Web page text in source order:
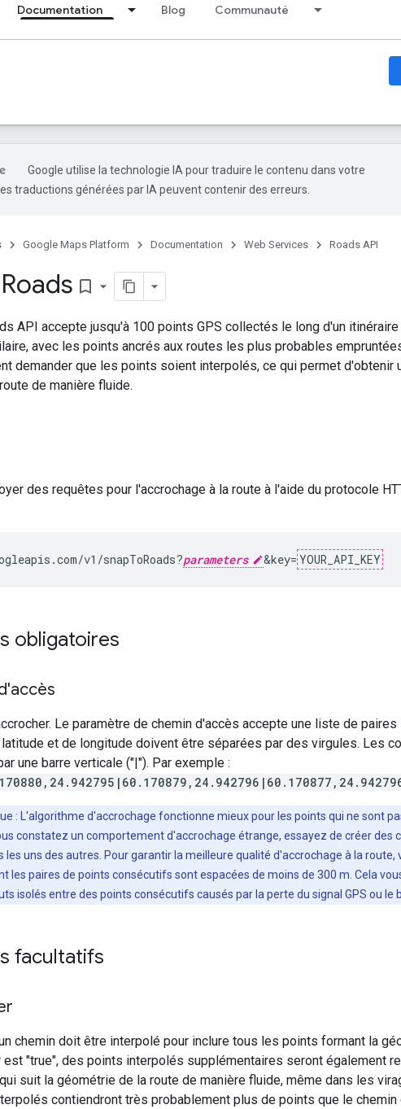
Documentation Blog Communauté
Google utilise la technologie IA pour traduire le contenu dans votre
traductions générées par IA peuvent contenir des erreurs.
Google Maps Platform Documentation Web Services Roads API
bookmark_border
API accepte jusqu'à 100 points GPS collectés le long d'un
avec les points ancrés aux routes les plus probables
demander que les points soient interpolés, ce qui permet d'obtenir
de manière fluide.
des requêtes pour l'accrochage à la route à l'aide du protocole
v1/snapToRoads?parameters &key= YOUR_API_KEY
obligatoires
Le paramètre de chemin d'accès accepte une liste de
et de longitude doivent être séparées par des virgules. Les
une barre verticale ("|"). Par exemple :
: L'algorithme d'accrochage fonctionne mieux pour les points qui ne sont
constatez un comportement d'accrochage étrange, essayez de créer des
les uns des autres. Pour garantir la meilleure qualité d'accrochage à la route,
les paires de points consécutifs sont espacées de moins de 300 m. Cela
isolés entre des points consécutifs causés par la perte du signal GPS ou le
facultatifs
chemin doit être interpolé pour inclure tous les points formant la
est "true", des points interpolés supplémentaires seront également
suit la géométrie de la route de manière fluide, même dans les
contiendront très probablement plus de points que le chemin